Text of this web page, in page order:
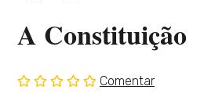
A Constituição
Comentar